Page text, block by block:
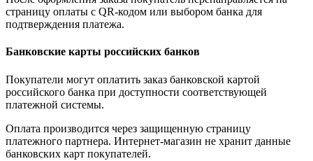
страницу оплаты с QR-кодом или выбором банка для
подтверждения платежа.
Банковские карты российских банков
Покупатели могут оплатить заказ банковской картой
российского банка при доступности соответствующей
платежной системы.
Оплата производится через защищенную страницу
платежного партнера. Интернет-магазин не хранит данные
банковских карт покупателей.